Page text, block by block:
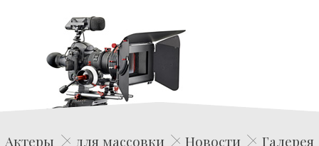
Edwin Film Agencja Aktorska
Актеры для массовки Новости
Галерея